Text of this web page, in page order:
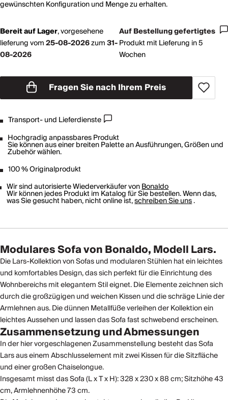
gewünschten Konfiguration und Menge zu erhalten.
Bereit auf Lager,vorgesehene
lieferung vom25-08-2026zum31-
08-2026
Auf Bestellung gefertigtes
Produkt mit Lieferung in 5
Wochen
Fragen Sie nach Ihrem Preis
Transport- und Lieferdienste
Hochgradig anpassbares Produkt
Sie können aus einer breiten Palette an Ausführungen, Größen und
Zubehör wählen.
100 % Originalprodukt
Wir sind autorisierte Wiederverkäufer vonBonaldo
Wir können jedes Produkt im Katalog für Sie bestellen. Wenn das,
was Sie gesucht haben, nicht online ist,schreiben Sie uns.
Modulares Sofa von Bonaldo, Modell Lars.
Die Lars-Kollektion von Sofas und modularen Stühlen hat ein leichtes
und komfortables Design, das sich perfekt für die Einrichtung des
Wohnbereichs mit elegantem Stil eignet. Die Elemente zeichnen sich
durch die großzügigen und weichen Kissen und die schräge Linie der
Armlehnen aus. Die dünnen Metallfüße verleihen der Kollektion ein
leichtes Aussehen und lassen das Sofa fast schwebend erscheinen.
Zusammensetzung und Abmessungen
In der hier vorgeschlagenen Zusammenstellung besteht das Sofa
Lars aus einem Abschlusselement mit zwei Kissen für die Sitzfläche
und einer großen Chaiselongue.
Insgesamt misst das Sofa (L x T x H): 328 x 230 x 88 cm; Sitzhöhe 43
cm, Armlehnenhöhe 73 cm.